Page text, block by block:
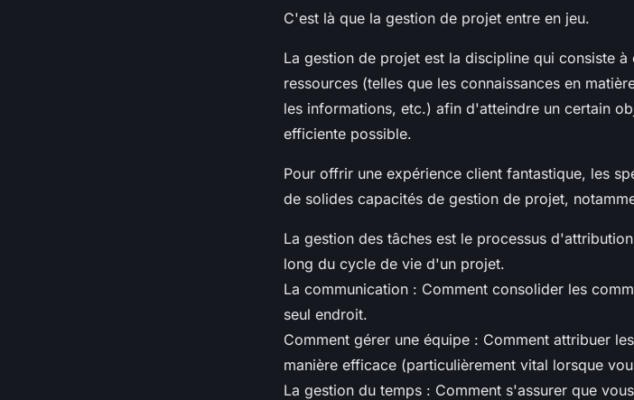
C'est là que la gestion de projet entre en jeu.
La gestion de projet est la discipline qui consiste
ressources (telles que les connaissances en
les informations, etc.) afin d'atteindre un certain
efficiente possible.
Pour offrir une expérience client fantastique, les
de solides capacités de gestion de projet,
La gestion des tâches est le processus
long du cycle de vie d'un projet.
La communication : Comment consolider les
seul endroit.
Comment gérer une équipe : Comment attribuer
manière efficace (particulièrement vital lorsque
La gestion du temps : Comment s'assurer que